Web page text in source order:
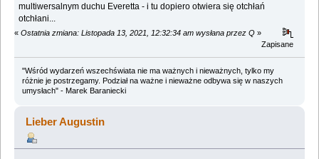
multiwersalnym duchu Everetta - i tu dopiero otwiera się otchłań
otchłani...
« Ostatnia zmiana: Listopada 13, 2021, 12:32:34 am wysłana przez Q »
Zapisane
"Wśród wydarzeń wszechświata nie ma ważnych i nieważnych, tylko my
różnie je postrzegamy. Podział na ważne i nieważne odbywa się w naszych
umysłach" - Marek Baraniecki
Lieber Augustin